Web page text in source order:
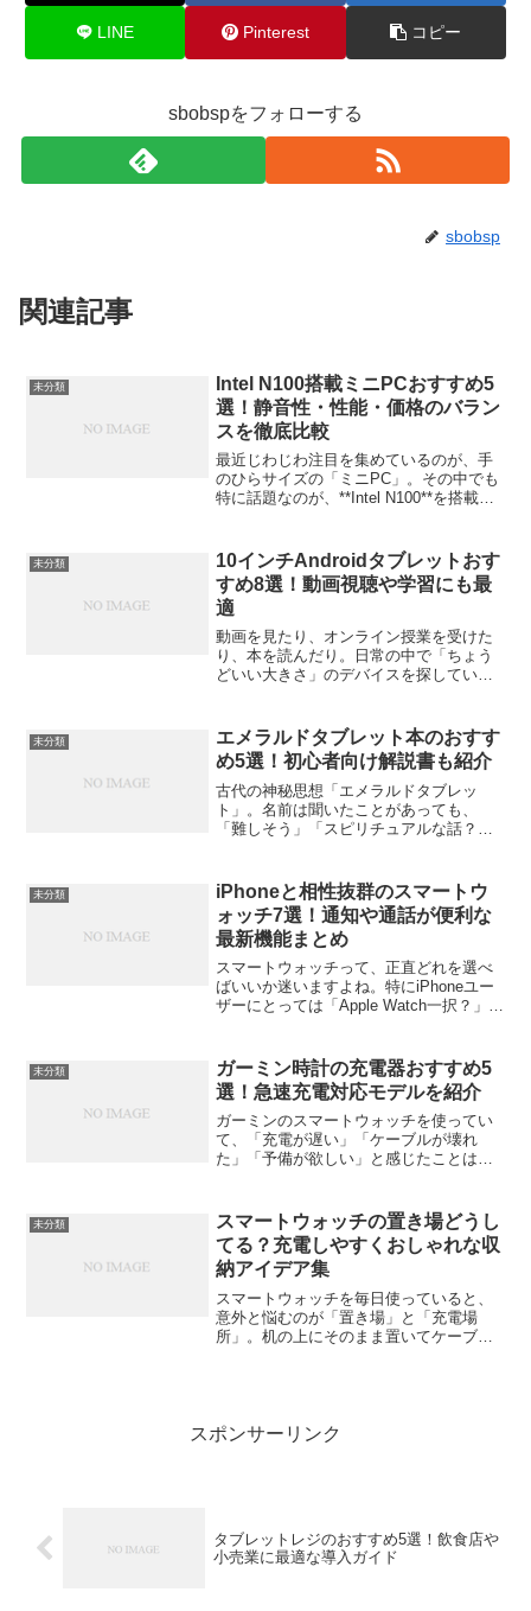
LINE Pinterest コピー
sbobspをフォローする
sbobsp
関連記事
未分類
Intel N100搭載ミニPCおすすめ5
選！静音性・性能・価格のバラン
スを徹底比較
最近じわじわ注目を集めているのが、手
のひらサイズの「ミニPC」。その中でも
特に話題なのが、**Intel N100**を搭載し
が、実際どんな特徴があるのか、どのモ
デルを...
未分類
10インチAndroidタブレットおす
すめ8選！動画視聴や学習にも最
適
動画を見たり、オンライン授業を受けた
り、本を読んだり。日常の中で「ちょう
どいい大きさ」のデバイスを探している
ートパソコンより軽くて手軽。そんなバ
ランスの良さが...
未分類
エメラルドタブレット本のおすす
め5選！初心者向け解説書も紹介
古代の神秘思想「エメラルドタブレッ
ト」。名前は聞いたことがあっても、
「難しそう」「スピリチュアルな話？」
として読める奥深い教えが詰まっている
んです。この記事では、エメラ...
未分類
iPhoneと相性抜群のスマートウ
ォッチ7選！通知や通話が便利な
最新機能まとめ
スマートウォッチって、正直どれを選べ
ばいいか迷いますよね。特にiPhoneユー
ザーにとっては「Apple Watch一択？」と
記事では、iPhoneと連携しやすく、通
知...
未分類
ガーミン時計の充電器おすすめ5
選！急速充電対応モデルを紹介
ガーミンのスマートウォッチを使ってい
て、「充電が遅い」「ケーブルが壊れ
た」「予備が欲しい」と感じたことはあ
おすすめの充電器を5つ厳選して紹介しま
す。純正品と互換品、それ...
未分類
スマートウォッチの置き場どうし
てる？充電しやすくおしゃれな収
納アイデア集
スマートウォッチを毎日使っていると、
意外と悩むのが「置き場」と「充電場
所」。机の上にそのまま置いてケーブル
スポンサーリンク
タブレットレジのおすすめ5選！飲食店や
小売業に最適な導入ガイド